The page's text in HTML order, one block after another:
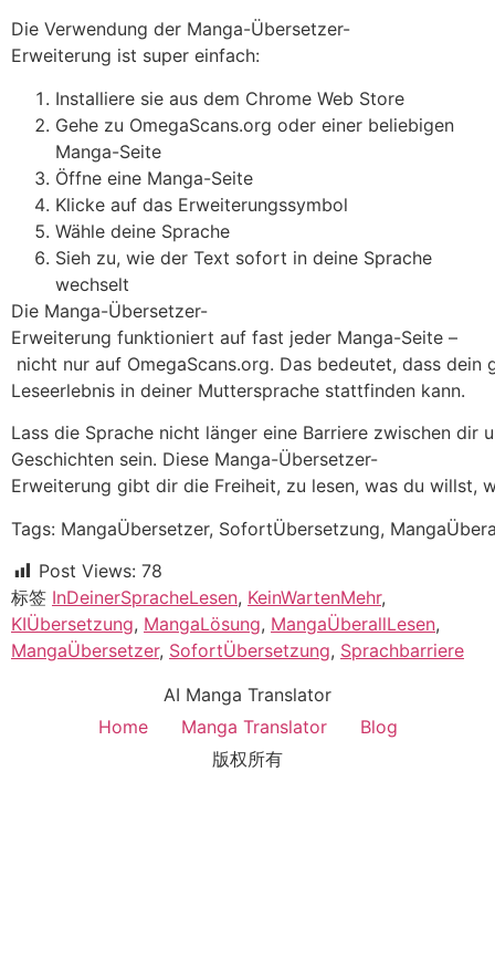
Die Verwendung der Manga-Übersetzer-
Erweiterung ist super einfach:
Installiere sie aus dem Chrome Web Store
Gehe zu OmegaScans.org oder einer beliebigen
Manga-Seite
Öffne eine Manga-Seite
Klicke auf das Erweiterungssymbol
Wähle deine Sprache
Sieh zu, wie der Text sofort in deine Sprache
wechselt
Die Manga-Übersetzer-
Erweiterung funktioniert auf fast jeder Manga-Seite –
nicht nur auf OmegaScans.org. Das bedeutet, dass dein
Leseerlebnis in deiner Muttersprache stattfinden kann.
Lass die Sprache nicht länger eine Barriere zwischen dir
Geschichten sein. Diese Manga-Übersetzer-
Erweiterung gibt dir die Freiheit, zu lesen, was du willst,
Tags: MangaÜbersetzer, SofortÜbersetzung,
Post Views: 78
标签 InDeinerSpracheLesen, KeinWartenMehr,
KIÜbersetzung, MangaLösung, MangaÜberallLesen,
MangaÜbersetzer, SofortÜbersetzung, Sprachbarriere
AI Manga Translator
Home
Manga Translator
Blog
版权所有